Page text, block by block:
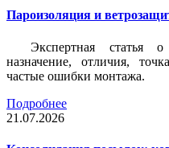
Пароизоляция и
Экспертная статья
назначение, отличия,
частые ошибки монтажа.
Подробнее
21.07.2026